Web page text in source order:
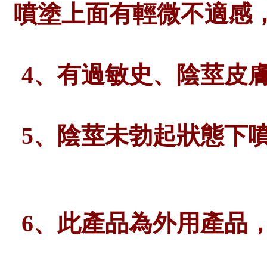
噴塗上面有輕微不適感
4、有過敏史、陰莖皮
5、陰莖未勃起狀態下
6、此產品為外用產品